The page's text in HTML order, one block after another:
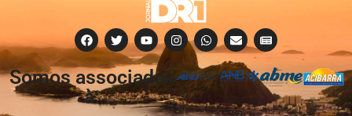
Somos associados
à: